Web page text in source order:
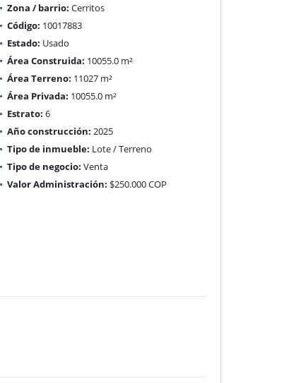
Zona / barrio: Cerritos
Código: 10017883
Estado: Usado
Área Construida: 10055.0 m²
Área Terreno: 11027 m²
Área Privada: 10055.0 m²
Estrato: 6
Año construcción: 2025
Tipo de inmueble: Lote / Terreno
Tipo de negocio: Venta
Valor Administración: $250.000 COP